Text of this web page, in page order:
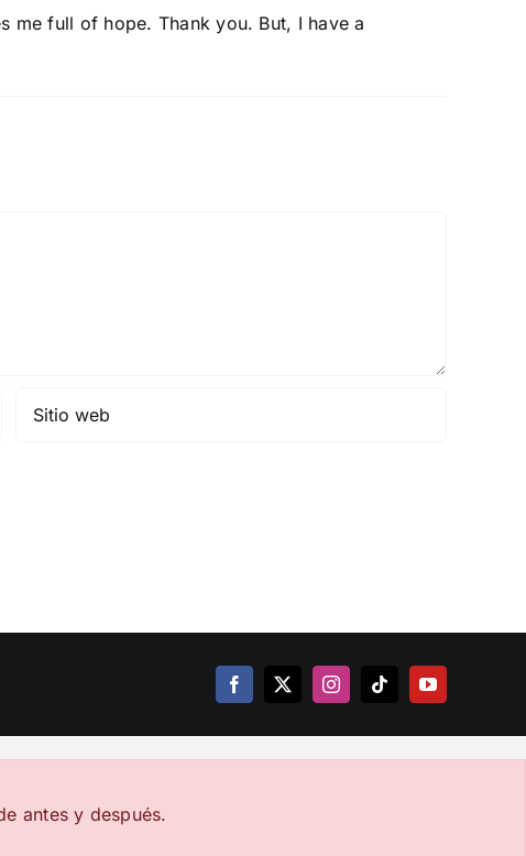
me full of hope. Thank you. But, I have a
Facebook
X InstagramTiktokYouTube
antes y después.